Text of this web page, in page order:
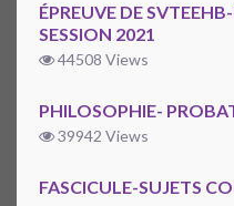
ÉPREUVE DE
SESSION 2021
44508 Views
PHILOSOPHIE-
39942 Views
FASCICULE-SUJETS